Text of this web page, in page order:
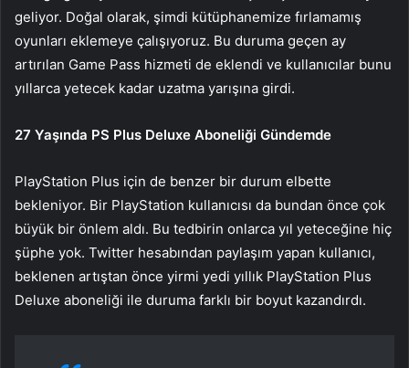
geliyor. Doğal olarak, şimdi kütüphanemize fırlamamış
oyunları eklemeye çalışıyoruz. Bu duruma geçen ay
artırılan Game Pass hizmeti de eklendi ve kullanıcılar bunu
yıllarca yetecek kadar uzatma yarışına girdi.
27 Yaşında PS Plus Deluxe Aboneliği Gündemde
PlayStation Plus için de benzer bir durum elbette
bekleniyor. Bir PlayStation kullanıcısı da bundan önce çok
büyük bir önlem aldı. Bu tedbirin onlarca yıl yeteceğine hiç
şüphe yok. Twitter hesabından paylaşım yapan kullanıcı,
beklenen artıştan önce yirmi yedi yıllık PlayStation Plus
Deluxe aboneliği ile duruma farklı bir boyut kazandırdı.